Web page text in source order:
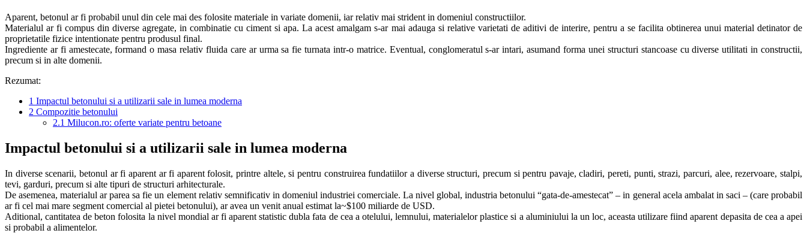
Aparent, betonul ar fi probabil unul din cele mai des folosite materiale in variate domenii, iar relativ mai strident in domeniul constructiilor.
Materialul ar fi compus din diverse agregate, in combinatie cu ciment si apa. La acest amalgam s-ar mai adauga si relative varietati de aditivi de interire, pentru a se facilita obtinerea unui material detinator de
proprietatile fizice intentionate pentru produsul final.
Ingrediente ar fi amestecate, formand o masa relativ fluida care ar urma sa fie turnata intr-o matrice. Eventual, conglomeratul s-ar intari, asumand forma unei structuri stancoase cu diverse utilitati in constructii,
precum si in alte domenii.
Rezumat:
1 Impactul betonului si a utilizarii sale in lumea moderna
2 Compozitie betonului
2.1 Milucon.ro: oferte variate pentru betoane
Impactul betonului si a utilizarii sale in lumea moderna
In diverse scenarii, betonul ar fi aparent ar fi aparent folosit, printre altele, si pentru construirea fundatiilor a diverse structuri, precum si pentru pavaje, cladiri, pereti, punti, strazi, parcuri, alee, rezervoare, stalpi,
tevi, garduri, precum si alte tipuri de structuri arhitecturale.
De asemenea, materialul ar parea sa fie un element relativ semnificativ in domeniul industriei comerciale. La nivel global, industria betonului “gata-de-amestecat” – in general acela ambalat in saci – (care probabil
ar fi cel mai mare segment comercial al pietei betonului), ar avea un venit anual estimat la~$100 miliarde de USD.
Aditional, cantitatea de beton folosita la nivel mondial ar fi aparent statistic dubla fata de cea a otelului, lemnului, materialelor plastice si a aluminiului la un loc, aceasta utilizare fiind aparent depasita de cea a apei
si probabil a alimentelor.